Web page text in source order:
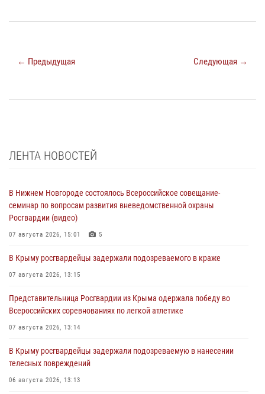
← Предыдущая Следующая →
ЛЕНТА НОВОСТЕЙ
В Нижнем Новгороде состоялось Всероссийское совещание-
семинар по вопросам развития вневедомственной охраны
Росгвардии (видео)
07 августа 2026, 15:01 5
В Крыму росгвардейцы задержали подозреваемого в краже
07 августа 2026, 13:15
Представительница Росгвардии из Крыма одержала победу во
Всероссийских соревнованиях по легкой атлетике
07 августа 2026, 13:14
В Крыму росгвардейцы задержали подозреваемую в нанесении
телесных повреждений
06 августа 2026, 13:13